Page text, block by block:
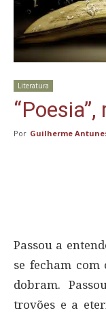
Literatura
Por Guilherme
Passou a
se fecham com
dobram.
trovões e a